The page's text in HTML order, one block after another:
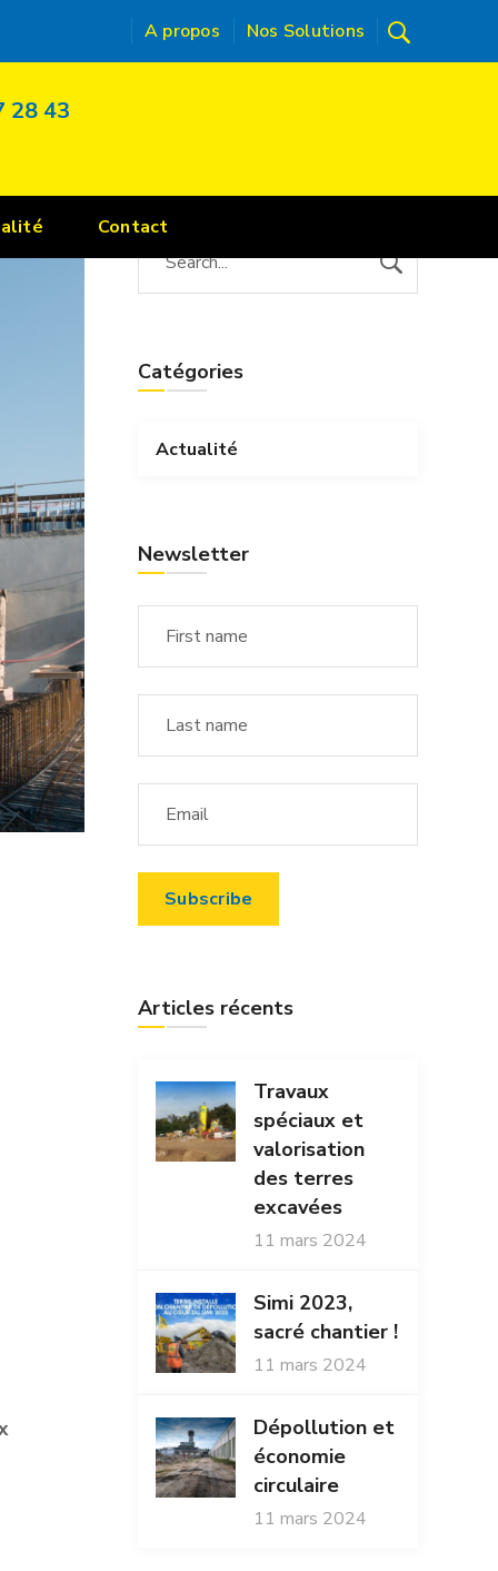
A propos Nos Solutions
28 43
Contact
: une innovation pour des chantiers propres et
Catégories
Actualité
Newsletter
Articles récents
Travaux
spéciaux et
valorisation
des terres
excavées
11 mars 2024
Simi 2023,
sacré chantier !
11 mars 2024
Dépollution et
économie
circulaire
11 mars 2024